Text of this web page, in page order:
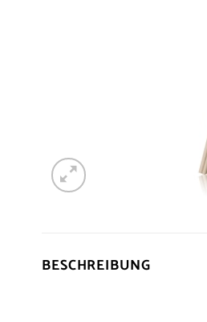
BESCHREIBUNG